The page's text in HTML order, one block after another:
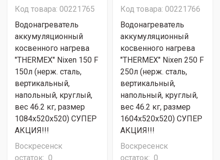
Код товара: 00221765
Водонагреватель
аккумуляционный
косвенного нагрева
"THERMEX" Nixen 150 F
150л (нерж. сталь,
вертикальный,
напольный, круглый,
вес 46.2 кг, размер
1084х520х520) СУПЕР
АКЦИЯ!!!
Воскресенск
остаток: 0
Код товара: 00221766
Водонагреватель
аккумуляционный
косвенного нагрева
"THERMEX" Nixen 250 F
250л (нерж. сталь,
вертикальный,
напольный, круглый,
вес 46.2 кг, размер
1604х520х520) СУПЕР
АКЦИЯ!!!
Воскресенск
остаток: 0